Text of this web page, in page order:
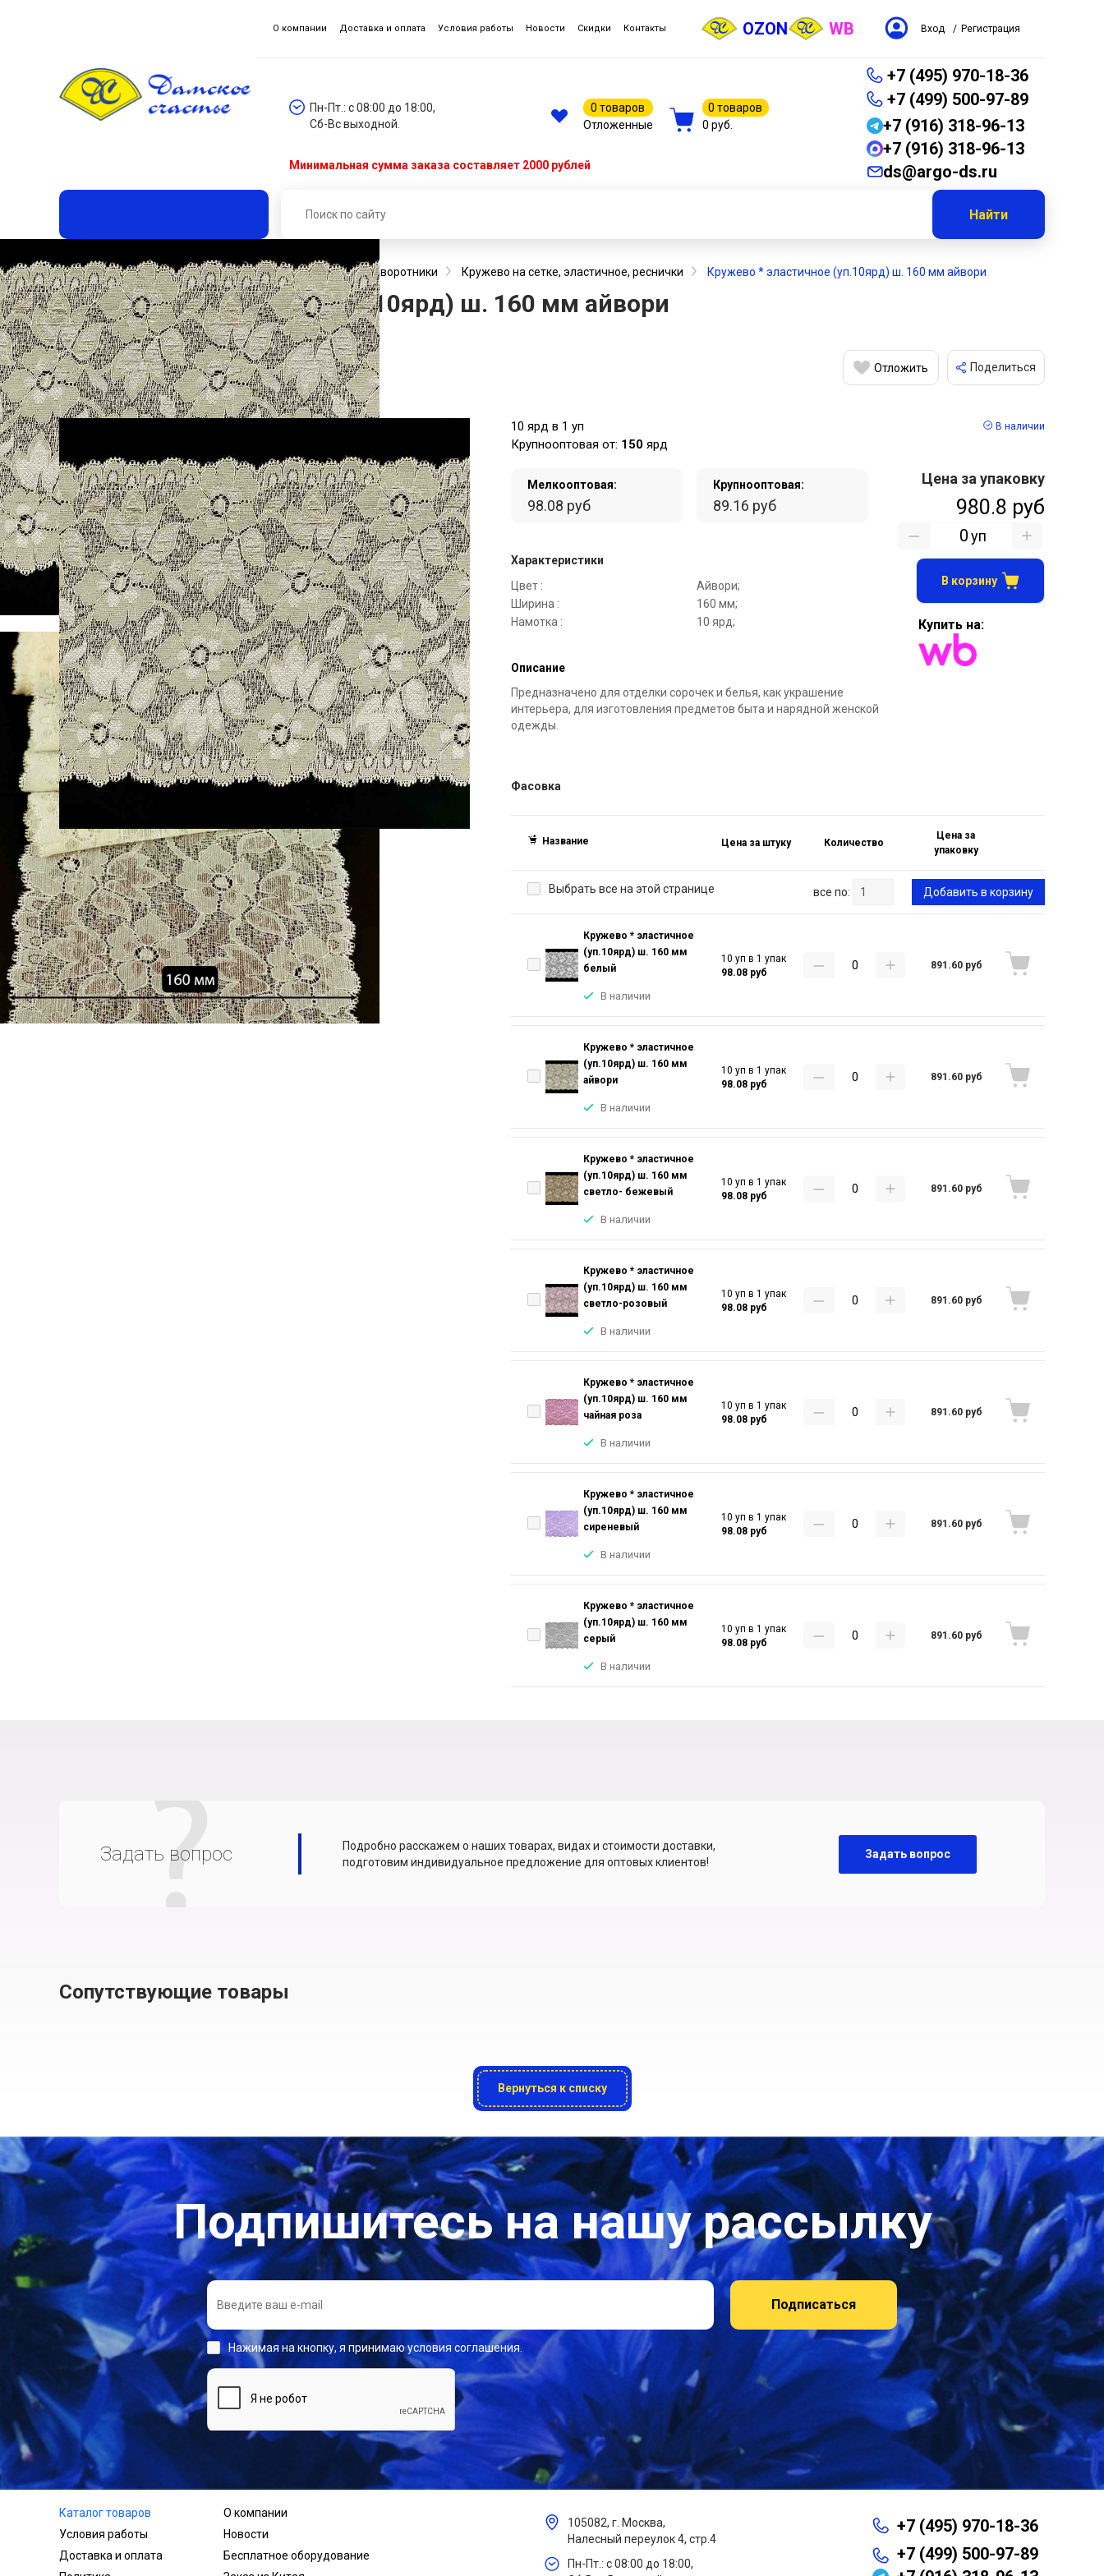
О компании Доставка и оплата Условия работы Новости Скидки Контакты OZON WB Вход / Регистрация
Пн-Пт.: с 08:00 до 18:00,
Сб-Вс выходной.
0 товаров
Отложенные
0 товаров
0 руб.
+7 (495) 970-18-36
+7 (499) 500-97-89
+7 (916) 318-96-13
+7 (916) 318-96-13
ds@argo-ds.ru
Минимальная сумма заказа составляет 2000 рублей
Найти
Главная Каталог товаров Кружева, гипюр, шитье и воротники Кружево на сетке, эластичное, реснички Кружево * эластичное (уп.10ярд) ш. 160 мм айвори
Кружево * эластичное (уп.10ярд) ш. 160 мм айвори
Отложить Поделиться
10 ярд в 1 уп
Крупнооптовая от: 150 ярд
В наличии
Мелкооптовая:
98.08 руб
Крупнооптовая:
89.16 руб
Характеристики
Цвет :
Айвори;
Ширина :
160 мм;
Намотка :
10 ярд;
Описание
Предназначено для отделки сорочек и белья, как украшение
интерьера, для изготовления предметов быта и нарядной женской
одежды.
Цена за упаковку
980.8 руб
уп
В корзину
Купить на:
Фасовка
Название Цена за штуку Количество
Цена за
упаковку
Выбрать все на этой странице все по: Добавить в корзину
Кружево * эластичное
(уп.10ярд) ш. 160 мм
белый
В наличии
10 уп в 1 упак
98.08 руб
891.60 руб
Кружево * эластичное
(уп.10ярд) ш. 160 мм
айвори
В наличии
10 уп в 1 упак
98.08 руб
891.60 руб
Кружево * эластичное
(уп.10ярд) ш. 160 мм
светло- бежевый
В наличии
10 уп в 1 упак
98.08 руб
891.60 руб
Кружево * эластичное
(уп.10ярд) ш. 160 мм
светло-розовый
В наличии
10 уп в 1 упак
98.08 руб
891.60 руб
Кружево * эластичное
(уп.10ярд) ш. 160 мм
чайная роза
В наличии
10 уп в 1 упак
98.08 руб
891.60 руб
Кружево * эластичное
(уп.10ярд) ш. 160 мм
сиреневый
В наличии
10 уп в 1 упак
98.08 руб
891.60 руб
Кружево * эластичное
(уп.10ярд) ш. 160 мм
серый
В наличии
10 уп в 1 упак
98.08 руб
891.60 руб
Задать вопрос
Подробно расскажем о наших товарах, видах и стоимости доставки,
подготовим индивидуальное предложение для оптовых клиентов!
Задать вопрос
Сопутствующие товары
Вернуться к списку
Подпишитесь на нашу рассылку
Подписаться
Нажимая на кнопку, я принимаю условия соглашения.
Каталог товаров
Условия работы
Доставка и оплата
О компании
Новости
Бесплатное оборудование
105082, г. Москва,
Налесный переулок 4, стр.4
Пн-Пт.: с 08:00 до 18:00,
+7 (495) 970-18-36
+7 (499) 500-97-89